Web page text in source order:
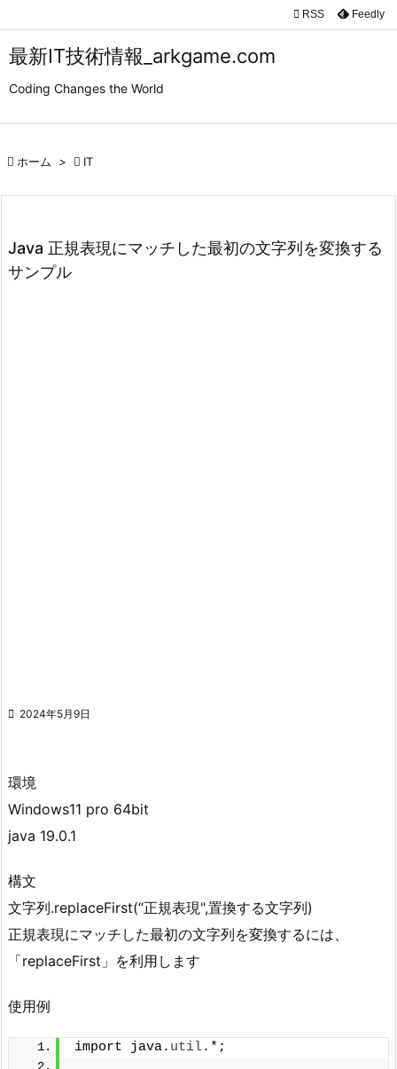
最新IT技術情報_arkgame.com
Coding Changes the World


検索
 RSS Feedly
 ホーム >  IT
Java 正規表現にマッチした最初の文字列を変換する
サンプル
 2024年5月9日
環境
Windows11 pro 64bit
java 19.0.1
構文
文字列.replaceFirst​(“正規表現",置換する文字列)
正規表現にマッチした最初の文字列を変換するには、
「replaceFirst​」を利用します
使用例
import java. util.*;